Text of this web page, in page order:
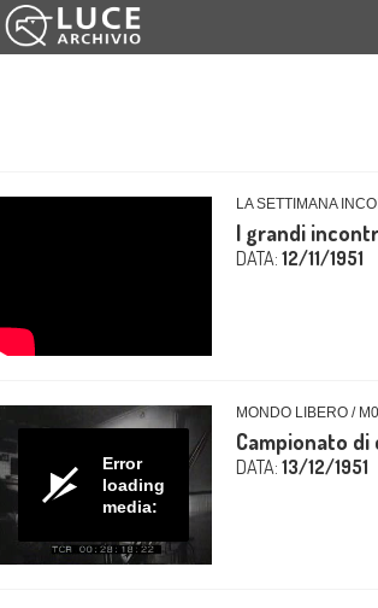
LA SETTIMANA
I grandi
DATA: 12/11/1951
Error
loading
media:
MONDO LIBERO /
Campionato di
DATA: 13/12/1951